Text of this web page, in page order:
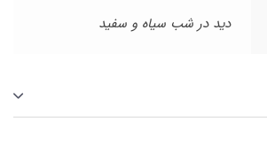
دید در شب سیاه و سفید